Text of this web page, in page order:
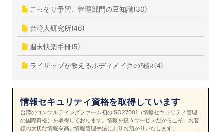
こっそり予習、管理部門の豆知識(30)
台湾人研究所(46)
週末快楽手冊(5)
ライザップが教えるボディメイクの秘訣(4)
情報セキュリティ資格を取得しています
台湾のコンサルティングファーム初のISO27001（情報セキュリティ管理
の国際資格）を取得しております。情報を扱うサービスだからこそ、お客
様の大切な情報を高い情報管理手法に則りお預かりいたします。